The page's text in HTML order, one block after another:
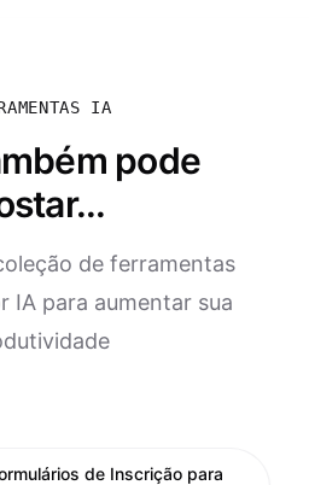
IA
pode
de ferramentas
IA para aumentar sua
de Inscrição para